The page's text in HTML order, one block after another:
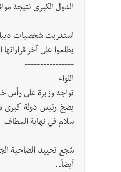
الدول الكبرى نتيجة
استغربت شخصيات
يطلعوا على آخر
----------------
اللواء
تواجه وزيرة على رأس
يضخ رئيس دولة كبرى
سلام في نهاية المطاف
شجع تحييد الضاحية
أيضاً..